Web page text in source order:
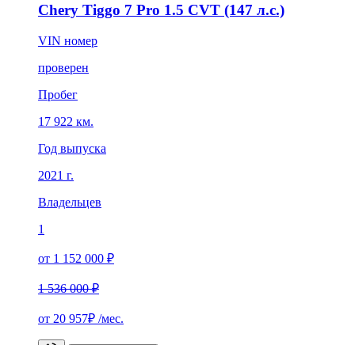
Chery Tiggo 7 Pro 1.5 CVT (147 л.с.)
VIN номер
проверен
Пробег
17 922 км.
Год выпуска
2021 г.
Владельцев
1
от 1 152 000 ₽
1 536 000 ₽
от 20 957₽ /мес.